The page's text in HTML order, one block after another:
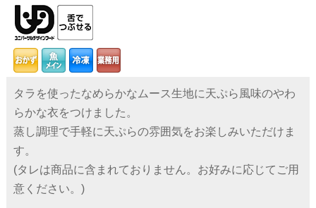
タラを使ったなめらかなムース生地に天ぷら風味のやわ
らかな衣をつけました。
蒸し調理で手軽に天ぷらの雰囲気をお楽しみいただけま
す。
(タレは商品に含まれておりません。お好みに応じてご用
意ください。)